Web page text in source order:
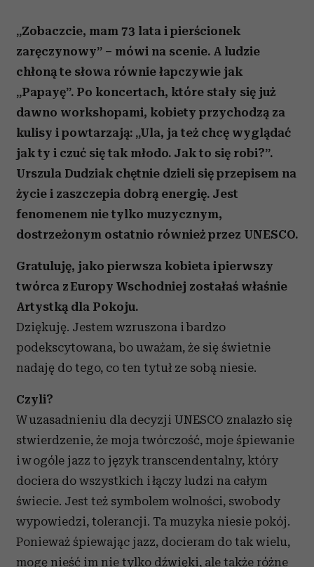
„Zobaczcie, mam 73 lata i pierścionek
zaręczynowy” – mówi na scenie. A ludzie
chłoną te słowa równie łapczywie jak
„Papayę”. Po koncertach, które stały się już
dawno workshopami, kobiety przychodzą za
kulisy i powtarzają: „Ula, ja też chcę wyglądać
jak ty i czuć się tak młodo. Jak to się robi?”.
Urszula Dudziak chętnie dzieli się przepisem na
życie i zaszczepia dobrą energię. Jest
fenomenem nie tylko muzycznym,
dostrzeżonym ostatnio również przez UNESCO.
Gratuluję, jako pierwsza kobieta i pierwszy
twórca z Europy Wschodniej zostałaś właśnie
Artystką dla Pokoju.
Dziękuję. Jestem wzruszona i bardzo
podekscytowana, bo uważam, że się świetnie
nadaję do tego, co ten tytuł ze sobą niesie.
Czyli?
W uzasadnieniu dla decyzji UNESCO znalazło się
stwierdzenie, że moja twórczość, moje śpiewanie
i w ogóle jazz to język transcendentalny, który
dociera do wszystkich i łączy ludzi na całym
świecie. Jest też symbolem wolności, swobody
wypowiedzi, tolerancji. Ta muzyka niesie pokój.
Ponieważ śpiewając jazz, docieram do tak wielu,
mogę nieść im nie tylko dźwięki, ale także różne